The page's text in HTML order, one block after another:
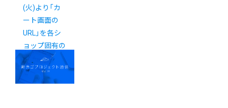
(火)より「カ
ート画面の
URL」を各シ
ョップ固有の
URLへ変更い
たします